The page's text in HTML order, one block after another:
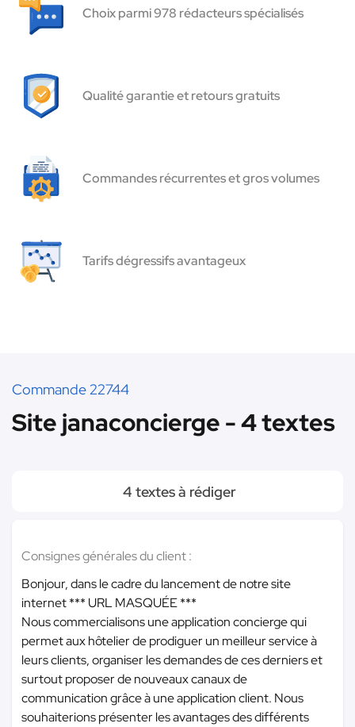
Choix parmi 978 rédacteurs spécialisés
Qualité garantie et retours gratuits
Commandes récurrentes et gros volumes
Tarifs dégressifs avantageux
Commande 22744
Site janaconcierge - 4 textes
4 textes à rédiger
Consignes générales du client :
Bonjour, dans le cadre du lancement de notre site
internet*** URL MASQUÉE ***
Nous commercialisons une application concierge qui
permet aux hôtelier de prodiguer un meilleur service à
leurs clients, organiser les demandes de ces derniers et
surtout proposer de nouveaux canaux de
communication grâce à une application client. Nous
souhaiterions présenter les avantages des différents